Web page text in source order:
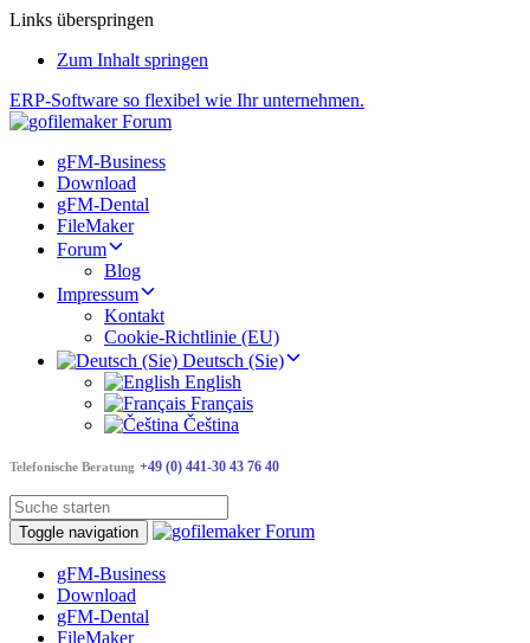
Links überspringen
Zum Inhalt springen
ERP-Software so flexibel wie Ihr unternehmen.
gFM-Business
Download
gFM-Dental
FileMaker
Forum
Blog
Impressum
Kontakt
Cookie-Richtlinie (EU)
Deutsch (Sie)
English
Français
Čeština
Telefonische Beratung +49 (0) 441-30 43 76 40
Toggle navigation
gFM-Business
Download
gFM-Dental
FileMaker